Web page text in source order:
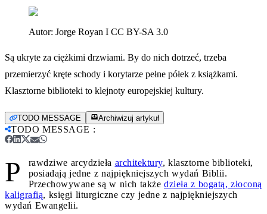
Autor: Jorge Royan I CC BY-SA 3.0
Są ukryte za ciężkimi drzwiami. By do nich dotrzeć, trzeba
przemierzyć kręte schody i korytarze pełne półek z książkami.
Klasztorne biblioteki to klejnoty europejskiej kultury.
TODO MESSAGE Archiwizuj artykuł
TODO MESSAGE :
P rawdziwe arcydzieła architektury, klasztorne biblioteki,
posiadają jedne z najpiękniejszych wydań Biblii.
Przechowywane są w nich także dzieła z bogatą, złoconą
kaligrafią, księgi liturgiczne czy jedne z najpiękniejszych
wydań Ewangelii.